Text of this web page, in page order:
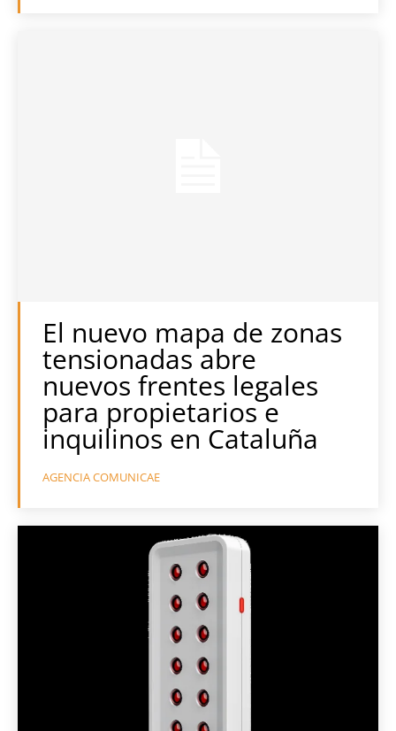
El nuevo mapa de zonas
tensionadas abre
nuevos frentes legales
para propietarios e
inquilinos en Cataluña
AGENCIA COMUNICAE